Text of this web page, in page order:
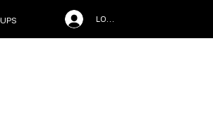
LOG IN